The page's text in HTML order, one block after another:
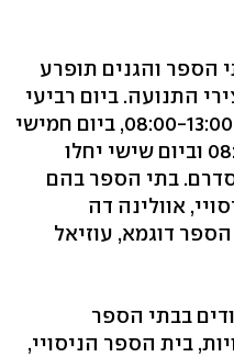
הספר והגנים תופרע
התנועה. ביום רביעי
יתקיימו לימודים בין השעות 08:00-13:00, ביום חמישי
יתקיימו הלימודים 08:00-14:00 וביום שישי יחלו
וייגמרו כסדרם. בתי הספר בהם
אוולינה דה
הספר דוגמא, עוזיאל
בבתי הספר
בית הספר הניסויי,